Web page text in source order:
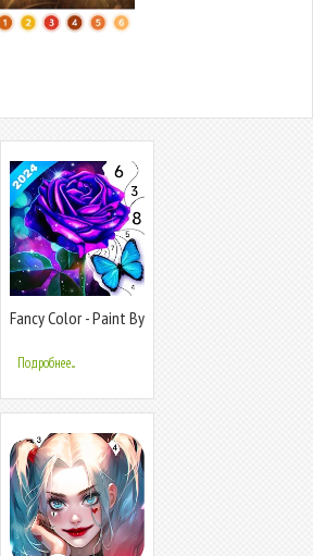
Fancy Color - Paint By
Подробнее...